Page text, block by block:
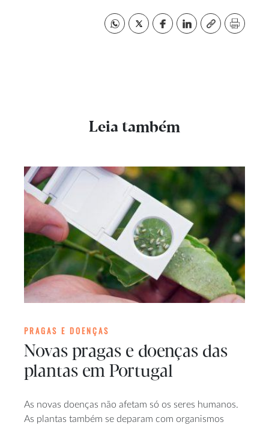
Leia também
PRAGAS E DOENÇAS
Novas pragas e doenças das
plantas em Portugal
As novas doenças não afetam só os seres humanos.
As plantas também se deparam com organismos